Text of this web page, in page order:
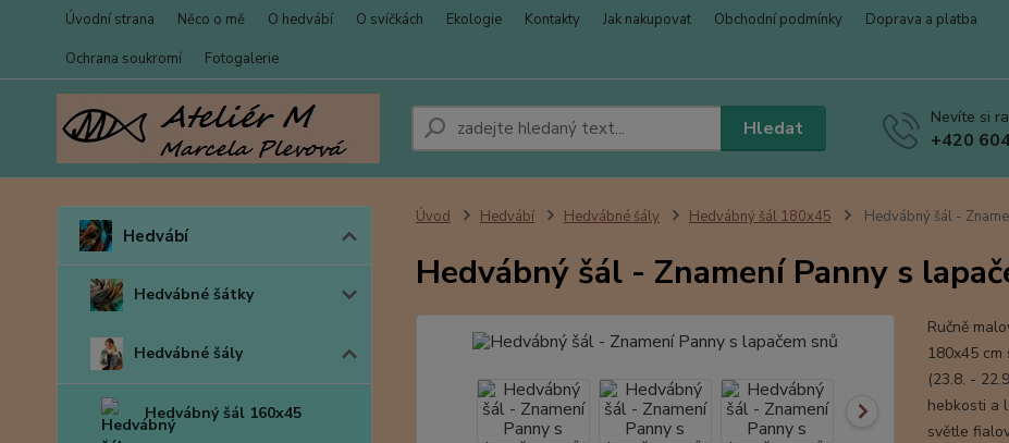
Úvodní strana Něco o mě O hedvábí O svíčkách Ekologie Kontakty Jak nakupovat Obchodní podmínky
Doprava a platba
Ochrana soukromí
Fotogalerie
Hledat Nevíte si
+420
Hedvábí
Hedvábné šátky
Hedvábné šály
Hedvábný šál 160x45
Úvod Hedvábí Hedvábné šály Hedvábný šál 180x45 Hedvábný šál -
Hedvábný šál - Znamení Panny s
Ručně
180x45 cm
(23.8. -
hebkosti a
světle